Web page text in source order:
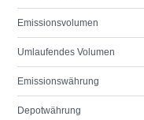
Emissionsvolumen
Umlaufendes Volumen
Emissionswährung
Depotwährung